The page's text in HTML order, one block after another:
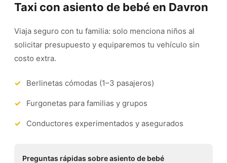
Taxi con asiento de bebé en Davron
Viaja seguro con tu familia: solo menciona niños al
solicitar presupuesto y equiparemos tu vehículo sin
costo extra.
Berlinetas cómodas (1–3 pasajeros)
Furgonetas para familias y grupos
Conductores experimentados y asegurados
Preguntas rápidas sobre asiento de bebé